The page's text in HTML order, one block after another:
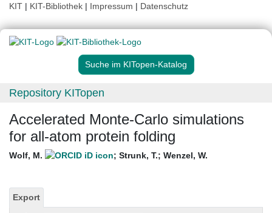
KIT | KIT-Bibliothek | Impressum | Datenschutz
Suche im KITopen-Katalog
Repository KITopen
Accelerated Monte-Carlo simulations
for all-atom protein folding
Wolf, M. ; Strunk, T.; Wenzel, W.
Export